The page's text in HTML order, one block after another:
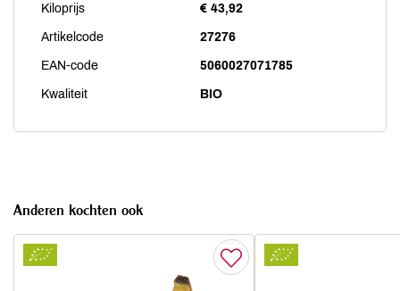
Kiloprijs € 43,92
Artikelcode 27276
EAN-code 5060027071785
Kwaliteit BIO
Anderen kochten ook